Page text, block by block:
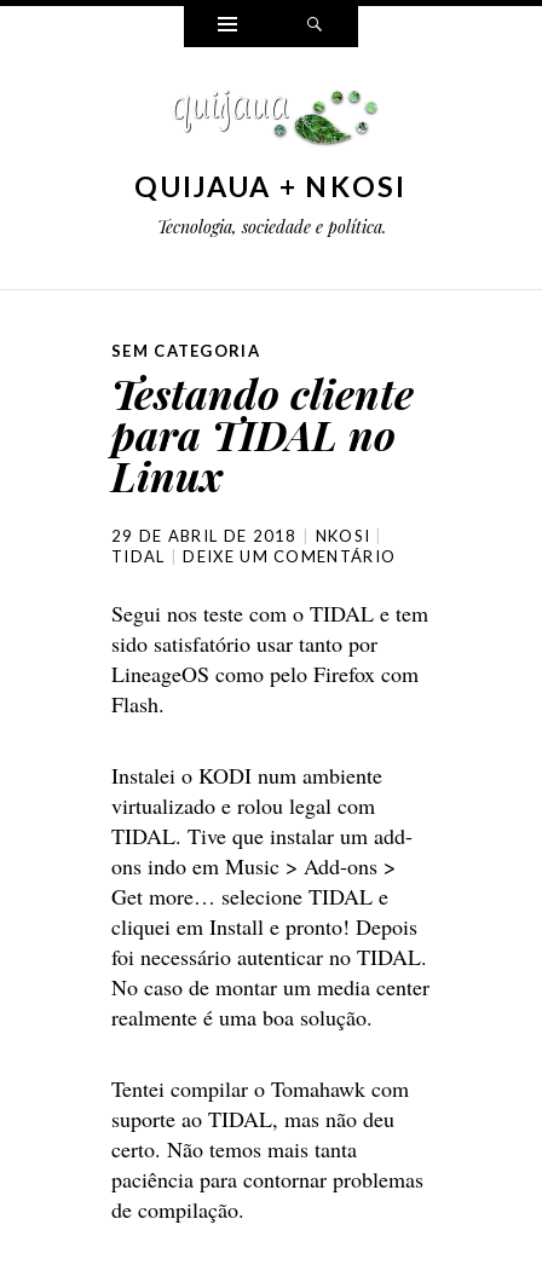
Widgets
QUIJAUA + NKOSI
Tecnologia, sociedade e política.
SEM CATEGORIA
Testando cliente
para TIDAL no
Linux
29 DE ABRIL DE 2018
NKOSI
TIDAL
DEIXE UM COMENTÁRIO
Segui nos teste com o TIDAL e tem
sido satisfatório usar tanto por
LineageOS como pelo Firefox com
Flash.
Instalei o KODI num ambiente
virtualizado e rolou legal com
TIDAL. Tive que instalar um add-
ons indo em Music > Add-ons >
Get more… selecione TIDAL e
cliquei em Install e pronto! Depois
foi necessário autenticar no TIDAL.
No caso de montar um media center
realmente é uma boa solução.
Tentei compilar o Tomahawk com
suporte ao TIDAL, mas não deu
certo. Não temos mais tanta
paciência para contornar problemas
de compilação.